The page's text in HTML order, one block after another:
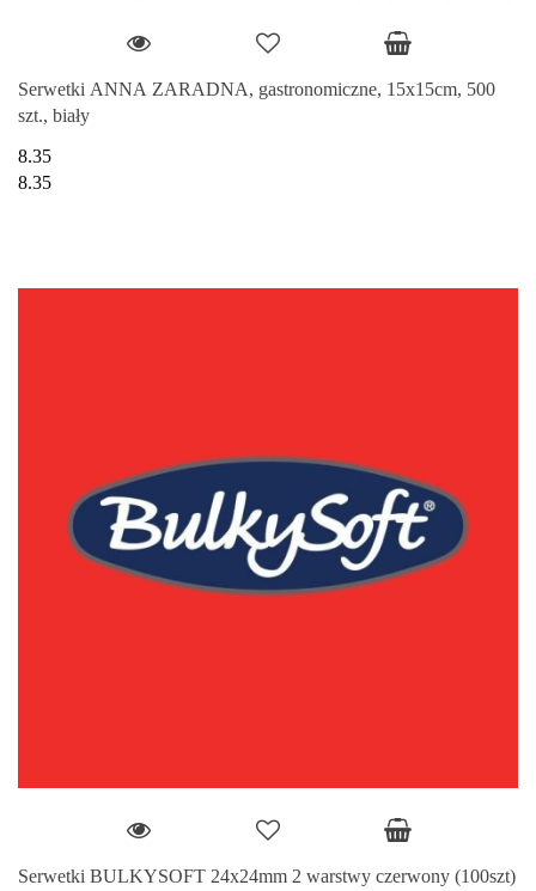
Serwetki ANNA ZARADNA, gastronomiczne, 15x15cm, 500
szt., biały
8.35
8.35
Serwetki BULKYSOFT 24x24mm 2 warstwy czerwony (100szt)